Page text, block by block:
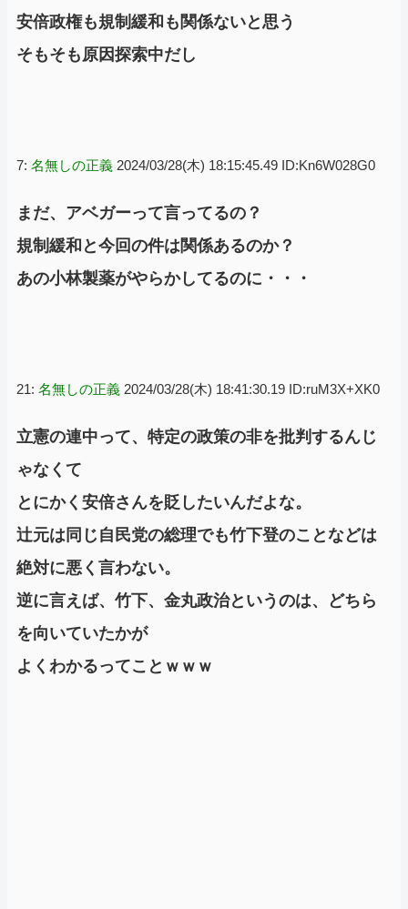
安倍政権も規制緩和も関係ないと思う
そもそも原因探索中だし
7: 名無しの正義 2024/03/28(木) 18:15:45.49 ID:Kn6W028G0
まだ、アベガーって言ってるの？
規制緩和と今回の件は関係あるのか？
あの小林製薬がやらかしてるのに・・・
21: 名無しの正義 2024/03/28(木) 18:41:30.19 ID:ruM3X+XK0
立憲の連中って、特定の政策の非を批判するんじ
ゃなくて
とにかく安倍さんを貶したいんだよな。
辻元は同じ自民党の総理でも竹下登のことなどは
絶対に悪く言わない。
逆に言えば、竹下、金丸政治というのは、どちら
を向いていたかが
よくわかるってことｗｗｗ